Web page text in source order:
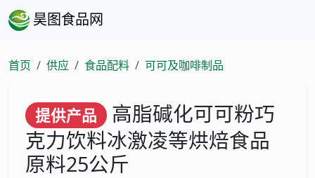
昊图食品网
首页 供应 食品配料 可可及咖啡制品
提供产品
高脂碱化可可粉巧
克力饮料冰激凌等烘焙食品
原料25公斤